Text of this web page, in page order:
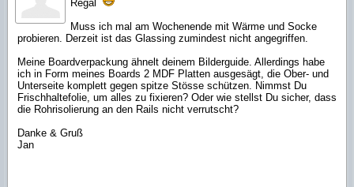
Regal
Muss ich mal am Wochenende mit Wärme und Socke
probieren. Derzeit ist das Glassing zumindest nicht angegriffen.
Meine Boardverpackung ähnelt deinem Bilderguide. Allerdings habe
ich in Form meines Boards 2 MDF Platten ausgesägt, die Ober- und
Unterseite komplett gegen spitze Stösse schützen. Nimmst Du
Frischhaltefolie, um alles zu fixieren? Oder wie stellst Du sicher, dass
die Rohrisolierung an den Rails nicht verrutscht?
Danke & Gruß
Jan